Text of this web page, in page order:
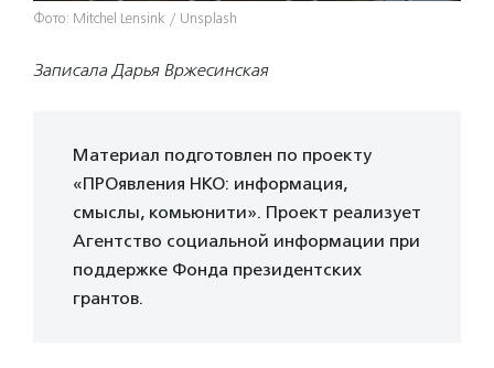
Фото: Mitchel Lensink / Unsplash
Записала Дарья Вржесинская
Материал подготовлен по проекту
«ПРОявления НКО: информация,
смыслы, комьюнити». Проект реализует
Агентство социальной информации при
поддержке Фонда президентских
грантов.